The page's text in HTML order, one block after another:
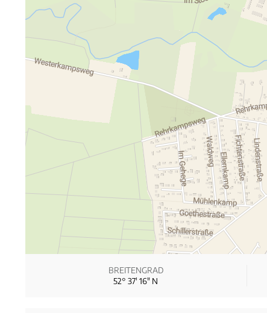
BREITENGRAD
52° 37′ 16″ N